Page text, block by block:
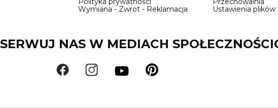
Wymiana - Zwrot - Reklamacja
Ustawienia plików
NAS W MEDIACH